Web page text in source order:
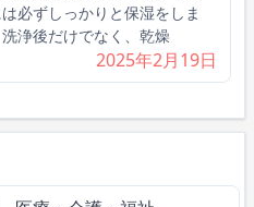
必ずしっかりと保湿をしま
浄後だけでなく、乾燥
2025年2月19日